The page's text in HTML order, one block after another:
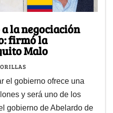
la negociación
firmó la
Malo
el gobierno ofrece una
y será uno de los
gobierno de Abelardo de